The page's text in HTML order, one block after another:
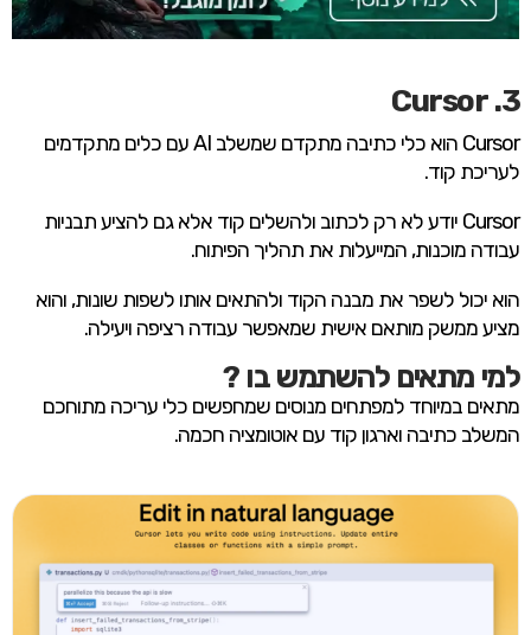
3. Cursor
Cursor הוא כלי כתיבה מתקדם שמשלב AI עם כלים מתקדמים
לעריכת קוד.
Cursor יודע לא רק לכתוב ולהשלים קוד אלא גם להציע תבניות
עבודה מוכנות, המייעלות את תהליך הפיתוח.
הוא יכול לשפר את מבנה הקוד ולהתאים אותו לשפות שונות, והוא
מציע ממשק מותאם אישית שמאפשר עבודה רציפה ויעילה.
למי מתאים להשתמש בו ?
מתאים במיוחד למפתחים מנוסים שמחפשים כלי עריכה מתוחכם
המשלב כתיבה וארגון קוד עם אוטומציה חכמה.